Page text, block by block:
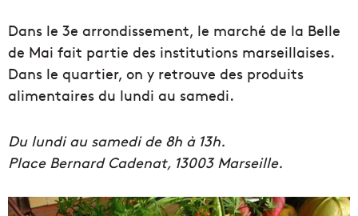
Dans le 3e arrondissement, le marché de la Belle
de Mai fait partie des institutions marseillaises.
Dans le quartier, on y retrouve des produits
alimentaires du lundi au samedi.
Du lundi au samedi de 8h à 13h.
Place Bernard Cadenat, 13003 Marseille.